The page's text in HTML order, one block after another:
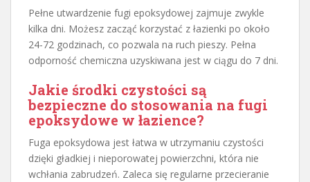
Pełne utwardzenie fugi epoksydowej zajmuje zwykle
kilka dni. Możesz zacząć korzystać z łazienki po około
24-72 godzinach, co pozwala na ruch pieszy. Pełna
odporność chemiczna uzyskiwana jest w ciągu do 7 dni.
Jakie środki czystości są
bezpieczne do stosowania na fugi
epoksydowe w łazience?
Fuga epoksydowa jest łatwa w utrzymaniu czystości
dzięki gładkiej i nieporowatej powierzchni, która nie
wchłania zabrudzeń. Zaleca się regularne przecieranie